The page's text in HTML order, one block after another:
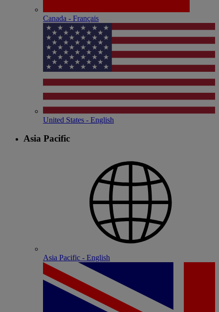
Canada - Français
United States - English
Asia Pacific
Asia Pacific - English